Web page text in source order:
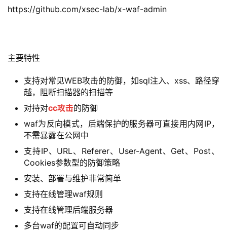
https://github.com/xsec-lab/x-waf-admin
主要特性
支持对常见WEB攻击的防御，如sql注入、xss、路径穿
越，阻断扫描器的扫描等
对持对cc攻击的防御
waf为反向模式，后端保护的服务器可直接用内网IP，
不需暴露在公网中
支持IP、URL、Referer、User-Agent、Get、Post、
Cookies参数型的防御策略
安装、部署与维护非常简单
支持在线管理waf规则
支持在线管理后端服务器
多台waf的配置可自动同步